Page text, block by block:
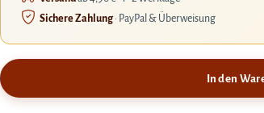
Sichere Zahlung· PayPal & Überweisung
In den